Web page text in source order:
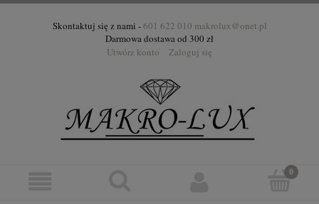
Skontaktuj się z nami -601 622 010 makrolux@onet.pl
Darmowa dostawa od 300 zł
Utwórz konto
Zaloguj się